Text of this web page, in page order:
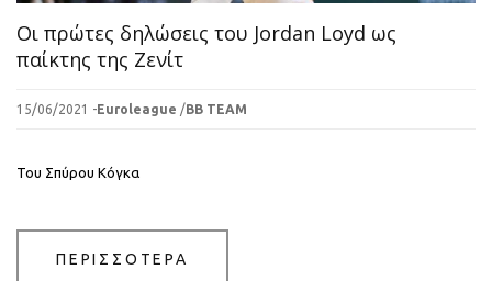
Οι πρώτες δηλώσεις του Jordan Loyd ως
παίκτης της Ζενίτ
15/06/2021 -Euroleague /BB TEAM
Του Σπύρου Κόγκα
ΠΕΡΙΣΣΟΤΕΡΑ